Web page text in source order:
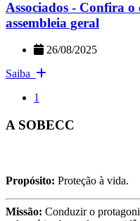
Associados - Confira
assembleia geral
26/08/2025
Saiba
1
A SOBECC
Propósito: Proteção à vida.
Missão: Conduzir o